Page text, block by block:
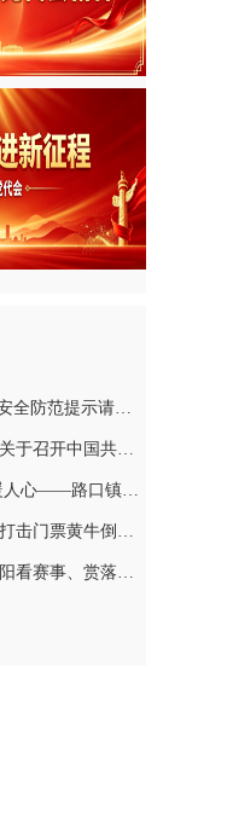
台风“红霞”影响湖南！这份安全防范提示请收好
中共岳阳市云溪区委办公室关于召开中国共产党岳阳市云溪区第七次代表大会的补充通知
部站联动聚合力 双拥宣传暖人心——路口镇开展“一部一站 紧密协作”征兵宣传活动
关于2026湘超岳阳赛区严厉打击门票黄牛倒卖行为及举报有奖的公告
湘超文旅商福利来了！来岳阳看赛事、赏落日、品湖鲜！